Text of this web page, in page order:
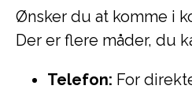
Ønsker du at komme i
Der er flere måder, du
Telefon: For